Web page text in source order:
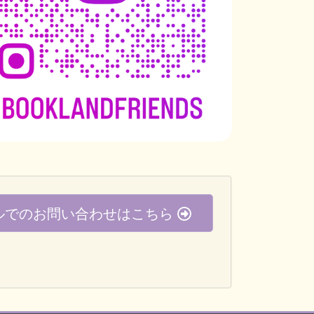
のお問い合わせはこちら